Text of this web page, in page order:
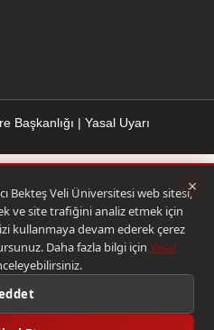
×
Bekteş Veli Üniversitesi web sitesi,
ve site trafiğini analiz etmek için
kullanmaya devam ederek çerez
Daha fazla bilgi için Yasal
Başkanlığı | Yasal Uyarı